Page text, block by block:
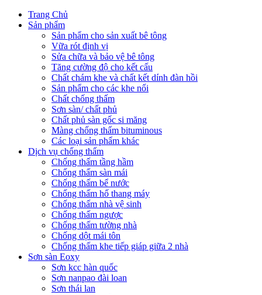
Trang Chủ
Sản phẩm
Sản phẩm cho sản xuất bê tông
Vữa rót định vị
Sửa chữa và bảo vệ bê tông
Tăng cường độ cho kết cấu
Chất chám khe và chất kết dính đàn hồi
Sản phẩm cho các khe nối
Chất chống thấm
Sơn sàn/ chất phủ
Chất phủ sàn gốc si măng
Màng chống thấm bituminous
Các loại sản phẩm khác
Dịch vụ chống thấm
Chống thấm tầng hầm
Chống thấm sàn mái
Chống thấm bể nước
Chống thấm hố thang máy
Chống thấm nhà vệ sinh
Chống thấm ngược
Chống thấm tường nhà
Chống dột mái tôn
Chống thấm khe tiếp giáp giữa 2 nhà
Sơn sàn Eoxy
Sơn kcc hàn quốc
Sơn nanpao đài loan
Sơn thái lan